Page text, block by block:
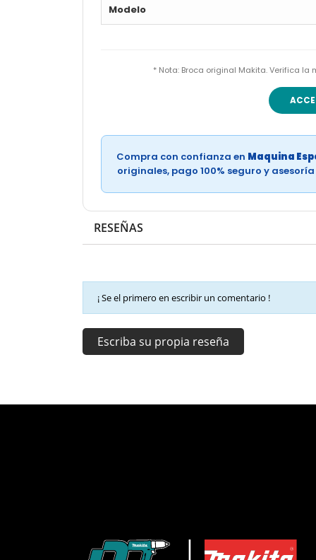
Modelo
* Nota: Broca original Makita. Verifica
Compra con confianza en Maquina
originales, pago 100% seguro y
RESEÑAS
¡ Se el primero en escribir un comentario !
Escriba su propia reseña